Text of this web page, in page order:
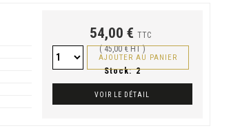
54,00 € TTC
( 45,00 € HT )
Stock: 2
AJOUTER AU PANIER
VOIR LE DÉTAIL